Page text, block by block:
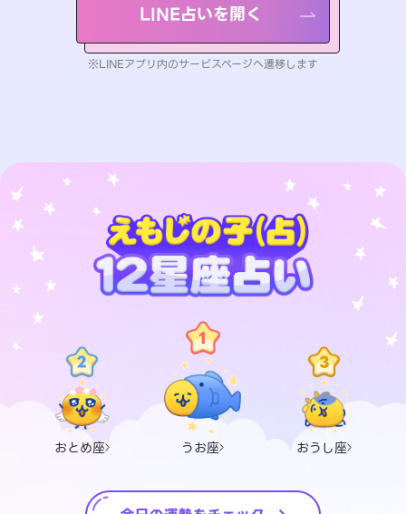
LINE占いを開く
※LINEアプリ内のサービスページへ遷移します
おとめ座 うお座 おうし座